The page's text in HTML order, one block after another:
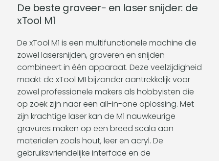
De beste graveer- en laser snijder: de
xTool M1
De xTool M1 is een multifunctionele machine die
zowel lasersnijden, graveren en snijden
combineert in één apparaat. Deze veelzijdigheid
maakt de xTool M1 bijzonder aantrekkelijk voor
zowel professionele makers als hobbyisten die
op zoek zijn naar een all-in-one oplossing. Met
zijn krachtige laser kan de M1 nauwkeurige
gravures maken op een breed scala aan
materialen zoals hout, leer en acryl. De
gebruiksvriendelijke interface en de